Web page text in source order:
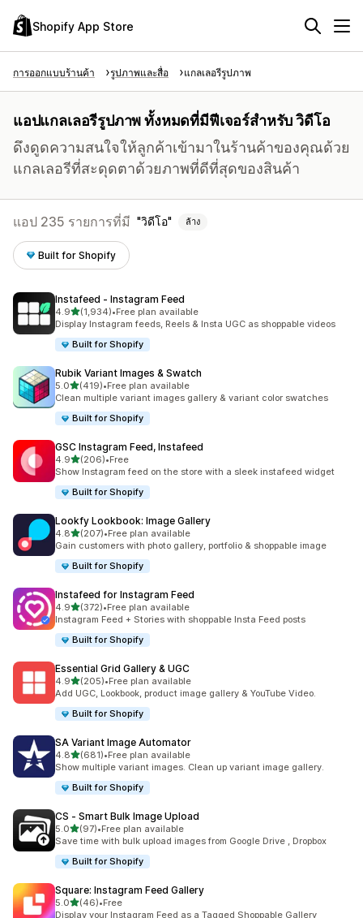
Shopify App Store
การออกแบบร้านค้า รูปภาพและสื่อ แกลเลอรีรูปภาพ
แอปแกลเลอรีรูปภาพ ทั้งหมดที่มีฟีเจอร์สำหรับ วิดีโอ
ดึงดูดความสนใจให้ลูกค้าเข้ามาในร้านค้าของคุณด้วย
แกลเลอรีที่สะดุดตาด้วยภาพที่ดีที่สุดของสินค้า
แอป 235 รายการที่มี วิดีโอ ล้าง
Built for Shopify
Instafeed ‑ Instagram Feed
4.9เต็ม 5 ดาว
(1,934)
ทั้งหมด 1934 รีวิว
•Free plan available
Display Instagram feeds, Reels & Insta UGC as shoppable videos
Built for Shopify
Rubik Variant Images & Swatch
5.0เต็ม 5 ดาว
(419)
ทั้งหมด 419 รีวิว
•Free plan available
Clean multiple variant images gallery & variant color swatches
Built for Shopify
GSC Instagram Feed, Instafeed
4.9เต็ม 5 ดาว
(206)
ทั้งหมด 206 รีวิว
•Free
Show Instagram feed on the store with a sleek instafeed widget
Built for Shopify
Lookfy Lookbook: Image Gallery
4.8เต็ม 5 ดาว
(207)
ทั้งหมด 207 รีวิว
•Free plan available
Gain customers with photo gallery, portfolio & shoppable image
Built for Shopify
Instafeed for Instagram Feed
4.9เต็ม 5 ดาว
(372)
ทั้งหมด 372 รีวิว
•Free plan available
Instagram Feed + Stories with shoppable Insta Feed posts
Built for Shopify
Essential Grid Gallery & UGC
4.9เต็ม 5 ดาว
(205)
ทั้งหมด 205 รีวิว
•Free plan available
Add UGC, Lookbook, product image gallery & YouTube Video.
Built for Shopify
SA Variant Image Automator
4.8เต็ม 5 ดาว
(681)
ทั้งหมด 681 รีวิว
•Free plan available
Show multiple variant images. Clean up variant image gallery.
Built for Shopify
CS ‑ Smart Bulk Image Upload
5.0เต็ม 5 ดาว
(97)
ทั้งหมด 97 รีวิว
•Free plan available
Save time with bulk upload images from Google Drive , Dropbox
Built for Shopify
Square: Instagram Feed Gallery
5.0เต็ม 5 ดาว
(46)
ทั้งหมด 46 รีวิว
•Free
Display your Instagram Feed as a Tagged Shoppable Gallery